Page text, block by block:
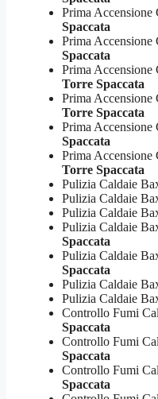
Prima Accensione
Spaccata
Prima Accensione
Spaccata
Prima Accensione
Torre Spaccata
Prima Accensione
Torre Spaccata
Prima Accensione
Spaccata
Prima Accensione
Torre Spaccata
Pulizia Caldaie
Pulizia Caldaie
Pulizia Caldaie
Pulizia Caldaie
Spaccata
Pulizia Caldaie
Spaccata
Pulizia Caldaie
Pulizia Caldaie
Controllo Fumi
Spaccata
Controllo Fumi
Spaccata
Controllo Fumi
Spaccata